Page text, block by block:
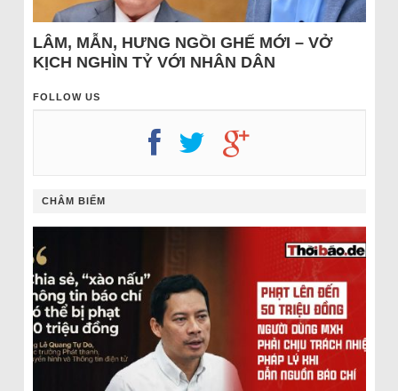
LÂM, MẪN, HƯNG NGỒI GHẾ MỚI – VỞ
KỊCH NGHÌN TỶ VỚI NHÂN DÂN
FOLLOW US
CHÂM BIẾM